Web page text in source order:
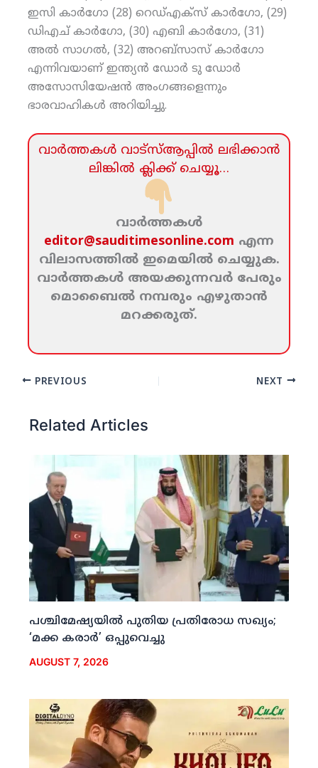
ഇസി കാര്‍ഗോ (28) റെഡ്എക്‌സ് കാര്‍ഗോ, (29)
ഡിഎച് കാര്‍ഗോ, (30) എബി കാര്‍ഗോ, (31)
അല്‍ സാഗല്‍, (32) അറബ്‌സാസ് കാര്‍ഗോ
എന്നിവയാണ് ഇന്ത്യന്‍ ഡോര്‍ ടു ഡോര്‍
അസോസിയേഷന്‍ അംഗങ്ങളെന്നും
ഭാരവാഹികള്‍ അറിയിച്ചു.
വാര്‍ത്തകള്‍ വാട്‌സ്‌ആപ്പില്‍ ലഭിക്കാന്‍
ലിങ്കില്‍ ക്ലിക്ക്‌ ചെയ്യൂ…
വാര്‍ത്തകള്‍
editor@sauditimesonline.com എന്ന
വിലാസത്തില്‍ ഇമെയില്‍ ചെയ്യുക.
വാര്‍ത്തകള്‍ അയക്കുന്നവര്‍ പേരും
മൊബൈല്‍ നമ്പരും എഴുതാന്‍
മറക്കരുത്‌.
PREVIOUS NEXT
Related Articles
പശ്ചിമേഷ്യയില്‍ പുതിയ പ്രതിരോധ സഖ്യം;
‘മക്ക കരാര്‍’ ഒപ്പുവെച്ചു
AUGUST 7, 2026